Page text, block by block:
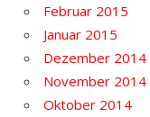
Februar 2015
Januar 2015
Dezember 2014
November 2014
Oktober 2014